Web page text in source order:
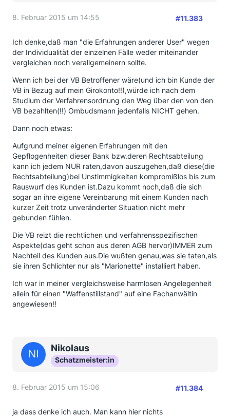
8. Februar 2015 um 14:55 #11.383
Ich denke,daß man "die Erfahrungen anderer User" wegen
der Individualität der einzelnen Fälle weder miteinander
vergleichen noch verallgemeinern sollte.
Wenn ich bei der VB Betroffener wäre(und ich bin Kunde der
VB in Bezug auf mein Girokonto!!),würde ich nach dem
Studium der Verfahrensordnung den Weg über den von den
VB bezahlten(!!) Ombudsmann jedenfalls NICHT gehen.
Dann noch etwas:
Aufgrund meiner eigenen Erfahrungen mit den
Gepflogenheiten dieser Bank bzw.deren Rechtsabteilung
kann ich jedem NUR raten,davon auszugehen,daß diese(die
Rechtsabteilung)bei Unstimmigkeiten kompromißlos bis zum
Rauswurf des Kunden ist.Dazu kommt noch,daß die sich
sogar an ihre eigene Vereinbarung mit einem Kunden nach
kurzer Zeit trotz unveränderter Situation nicht mehr
gebunden fühlen.
Die VB reizt die rechtlichen und verfahrensspezifischen
Aspekte(das geht schon aus deren AGB hervor)IMMER zum
Nachteil des Kunden aus.Die wußten genau,was sie taten,als
sie ihren Schlichter nur als "Marionette" installiert haben.
Ich war in meiner vergleichsweise harmlosen Angelegenheit
allein für einen "Waffenstillstand" auf eine Fachanwältin
angewiesen!!
Nikolaus
Schatzmeister:in
8. Februar 2015 um 15:06 #11.384
ja dass denke ich auch. Man kann hier nichts